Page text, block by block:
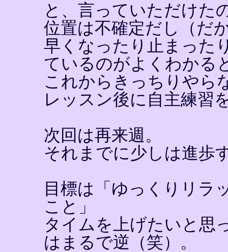
と、言っていただけた
位置は不確定だし（だ
早くなったり止まった
ているのがよくわかる
これからきっちりやら
レッスン後に自主練習
次回は再来週。
それまでに少しは進歩
目標は「ゆっくりリラ
こと」
タイムを上げたいと思
はまるで逆（笑）。